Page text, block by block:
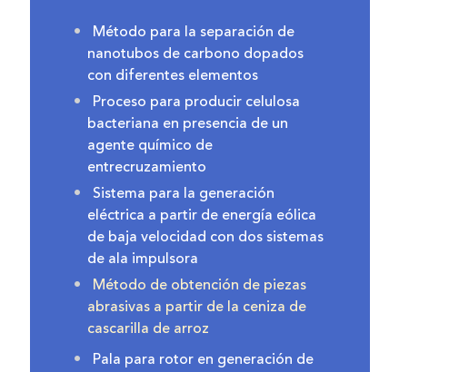
Método para la separación de
nanotubos de carbono dopados
con diferentes elementos
Proceso para producir celulosa
bacteriana en presencia de un
agente químico de
entrecruzamiento
Sistema para la generación
eléctrica a partir de energía eólica
de baja velocidad con dos sistemas
de ala impulsora
Método de obtención de piezas
abrasivas a partir de la ceniza de
cascarilla de arroz
Pala para rotor en generación de